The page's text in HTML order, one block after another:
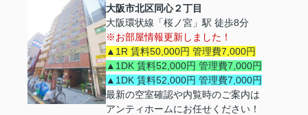
大阪市北区同心２丁目
大阪環状線「桜ノ宮」駅 徒歩8分
※お部屋情報更新しました！
▲1R 賃料50,000円 管理費7,000円
▲1DK 賃料52,000円 管理費7,000円
▲1DK 賃料52,000円 管理費7,000円
最新の空室確認や内覧時のご案内は
アンティホームにお任せください！